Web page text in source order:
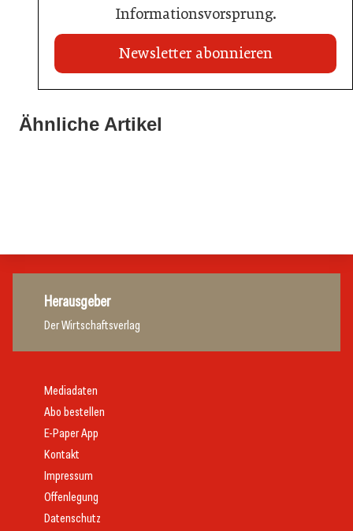
Informationsvorsprung.
Newsletter abonnieren
Ähnliche Artikel
War die Fußball-WM 2026 für Ihren Betrieb ein
21. Juli 2026
Stipendium für Nachwuchstalent in der Wiener
Herausgeber
Der Wirtschaftsverlag
Mediadaten
Abo bestellen
E-Paper App
Kontakt
Impressum
Offenlegung
Datenschutz